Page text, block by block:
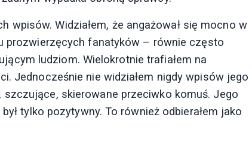
wpisów. Widziałem, że angażował się mocno w
prozwierzęcych fanatyków – równie często
ludziom. Wielokrotnie trafiałem na
Jednocześnie nie widziałem nigdy wpisów jego
skierowane przeciwko komuś. Jego
tylko pozytywny. To również odbierałem jako